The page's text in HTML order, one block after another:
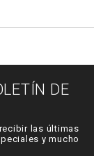
DE
las últimas
y mucho